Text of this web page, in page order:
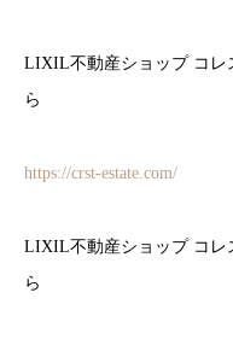
LIXIL不動産ショップ コレ
ら
https://crst-estate.com/
LIXIL不動産ショップ コレ
ら